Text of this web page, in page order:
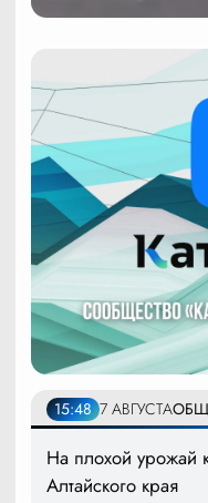
15:48 7 АВГУСТА
На плохой урожай
Алтайского края